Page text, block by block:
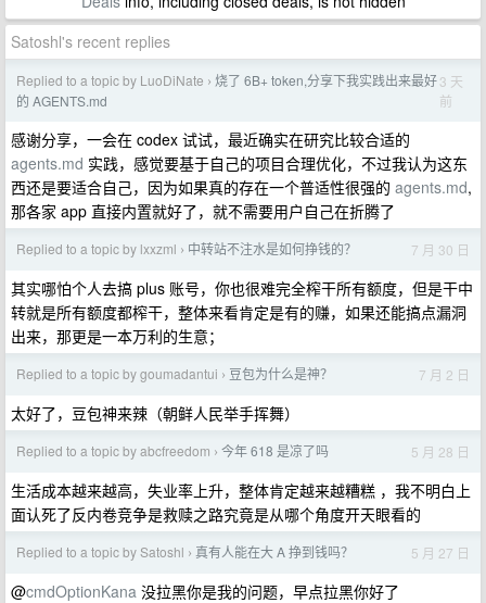
Satoshl's recent replies
Replied to a topic by LuoDiNate › 烧了 6B+ token,分享下我实践出来最好
的 AGENTS.md
3 天
前
感谢分享，一会在 codex 试试，最近确实在研究比较合适的
agents.md 实践，感觉要基于自己的项目合理优化，不过我认为这东
西还是要适合自己，因为如果真的存在一个普适性很强的 agents.md,
那各家 app 直接内置就好了，就不需要用户自己在折腾了
Replied to a topic by lxxzml › 中转站不注水是如何挣钱的？ 7 月 30 日
其实哪怕个人去搞 plus 账号，你也很难完全榨干所有额度，但是干中
转就是所有额度都榨干，整体来看肯定是有的赚，如果还能搞点漏洞
出来，那更是一本万利的生意；
Replied to a topic by goumadantui › 豆包为什么是神？ 7 月 2 日
太好了，豆包神来辣（朝鲜人民举手挥舞）
Replied to a topic by abcfreedom › 今年 618 是凉了吗 5 月 28 日
生活成本越来越高，失业率上升，整体肯定越来越糟糕 ，我不明白上
面认死了反内卷竞争是救赎之路究竟是从哪个角度开天眼看的
Replied to a topic by Satoshl › 真有人能在大 A 挣到钱吗？ 5 月 27 日
@cmdOptionKana 没拉黑你是我的问题，早点拉黑你好了